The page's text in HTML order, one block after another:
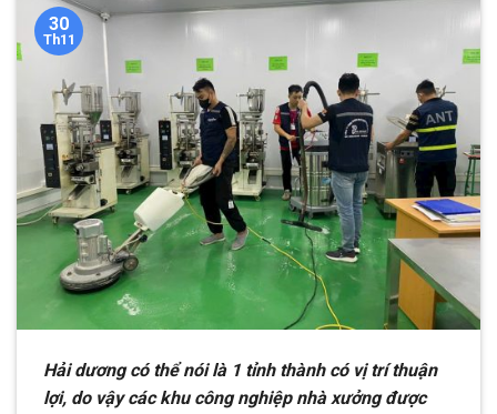
30
Th11
Hải dương có thể nói là 1 tỉnh thành có vị trí thuận
lợi, do vậy các khu công nghiệp nhà xưởng được